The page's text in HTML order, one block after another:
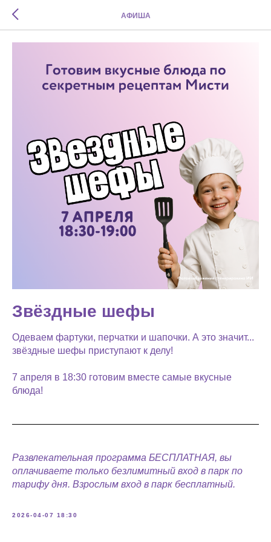
АФИША
Звёздные шефы
Одеваем фартуки, перчатки и шапочки. А это значит...
звёздные шефы приступают к делу!
7 апреля в 18:30 готовим вместе самые вкусные
блюда!
Развлекательная программа БЕСПЛАТНАЯ, вы
оплачиваете только безлимитный вход в парк по
тарифу дня. Взрослым вход в парк бесплатный.
2026-04-07 18:30